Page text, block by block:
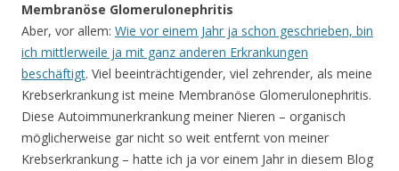
Membranöse Glomerulonephritis
Aber, vor allem: Wie vor einem Jahr ja schon geschrieben, bin
ich mittlerweile ja mit ganz anderen Erkrankungen
beschäftigt. Viel beeinträchtigender, viel zehrender, als meine
Krebserkrankung ist meine Membranöse Glomerulonephritis.
Diese Autoimmunerkrankung meiner Nieren – organisch
möglicherweise gar nicht so weit entfernt von meiner
Krebserkrankung – hatte ich ja vor einem Jahr in diesem Blog